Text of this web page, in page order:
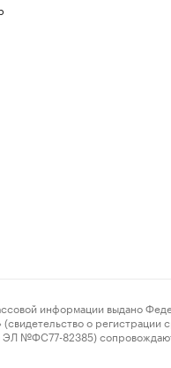
информации выдано
о регистрации
ЭЛ №ФС77-82385)